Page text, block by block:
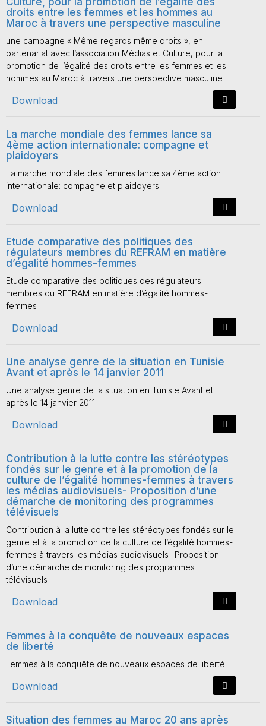
droits entre les femmes et les hommes au
Maroc à travers une perspective masculine
une campagne « Même regards même droits », en
partenariat avec l’association Médias et Culture, pour la
promotion de l’égalité des droits entre les femmes et les
hommes au Maroc à travers une perspective masculine
Download
La marche mondiale des femmes lance sa
4ème action internationale: compagne et
plaidoyers
La marche mondiale des femmes lance sa 4ème action
internationale: compagne et plaidoyers
Download
Etude comparative des politiques des
régulateurs membres du REFRAM en matière
d’égalité hommes-femmes
Etude comparative des politiques des régulateurs
membres du REFRAM en matière d’égalité hommes-
femmes
Download
Une analyse genre de la situation en Tunisie
Avant et après le 14 janvier 2011
Une analyse genre de la situation en Tunisie Avant et
après le 14 janvier 2011
Download
Contribution à la lutte contre les stéréotypes
fondés sur le genre et à la promotion de la
culture de l’égalité hommes-femmes à travers
les médias audiovisuels- Proposition d’une
démarche de monitoring des programmes
télévisuels
Contribution à la lutte contre les stéréotypes fondés sur le
genre et à la promotion de la culture de l’égalité hommes-
femmes à travers les médias audiovisuels- Proposition
d’une démarche de monitoring des programmes
télévisuels
Download
Femmes à la conquête de nouveaux espaces
de liberté
Femmes à la conquête de nouveaux espaces de liberté
Download
Situation des femmes au Maroc 20 ans après